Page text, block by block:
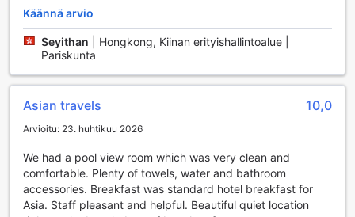
virkistäytyä raikkaassa vedessä. Allasalueella on runsaasti
juomista. Lisäksi D.R. Lanta Bay Resort sijaitsee kauniin
rannan äärellä, mikä mahdollistaa monenlaiset
yhdistelmä sisä- ja ulkouima-altaita sekä rannasta löytyviä
aktiviteetteja tekee resortista täydellisen valinnan aktiivisille
D.R. Lanta Bay Resortin Kätevät Palvelut
D.R. Lanta Bay Resort tarjoaa vierailleen monipuolisia
käteviä palveluja, jotka tekevät lomastasi mahdollisimman
miellyttävän ja vaivattoman. Hotellin huonepalvelu takaa,
Käännä arvio
Seyithan
Hongkong, Kiinan erityishallintoalue |
Pariskunta
Asian travels 10,0
Arvioitu: 23. huhtikuu 2026
We had a pool view room which was very clean and
comfortable. Plenty of towels, water and bathroom
accessories. Breakfast was standard hotel breakfast for
Asia. Staff pleasant and helpful. Beautiful quiet location